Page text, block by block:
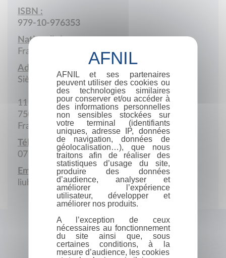
ISBN :
979-10-976353
Nationalité :
France
Adresse :
Siège social
11 Rue de Berne
75008 Paris
France
Téléphone portable :
07 68 69 99 92
Email :
liuhui123111@gmail.com
AFNIL et ses partenaires
peuvent utiliser des cookies ou
des technologies similaires
pour conserver et/ou accéder à
des informations personnelles
non sensibles stockées sur
votre terminal (identifiants
uniques, adresse IP, données
de navigation, données de
géolocalisation…), que nous
traitons afin de réaliser des
statistiques d’usage du site,
produire des données
d’audience, analyser et
améliorer l’expérience
utilisateur, développer et
améliorer nos produits.
A l’exception de ceux
nécessaires au fonctionnement
du site ainsi que, sous
certaines conditions, à la
mesure d’audience, les cookies